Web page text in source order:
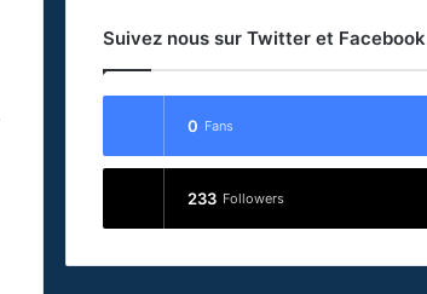
Suivez nous sur Twitter et Facebook
0 Fans
233 Followers